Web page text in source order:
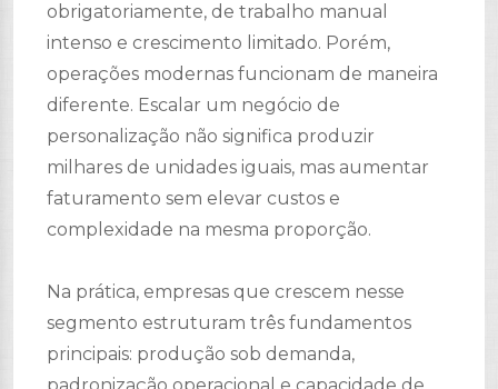
obrigatoriamente, de trabalho manual
intenso e crescimento limitado. Porém,
operações modernas funcionam de maneira
diferente. Escalar um negócio de
personalização não significa produzir
milhares de unidades iguais, mas aumentar
faturamento sem elevar custos e
complexidade na mesma proporção.
Na prática, empresas que crescem nesse
segmento estruturam três fundamentos
principais: produção sob demanda,